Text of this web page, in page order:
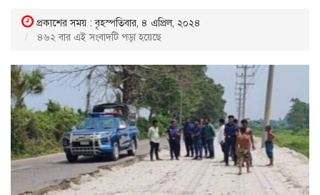
প্রকাশের সময় : বৃহস্পতিবার, ৪ এপ্রিল, ২০২৪
৪৬২ বার এই সংবাদটি পড়া হয়েছে